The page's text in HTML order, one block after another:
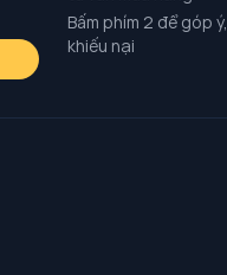
Bấm phím 2 để góp ý,
khiếu nại